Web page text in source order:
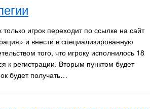
игрок переходит по ссылке на сайт
и внести в специализированную
того, что игроку исполнилось 18
к регистрации. Вторым пунктом будет
будет получать…